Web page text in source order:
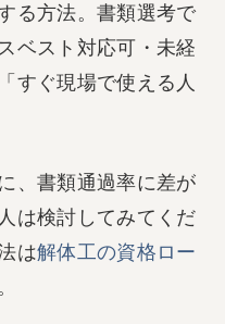
る方法。書類選考で
ベスト対応可・未経
すぐ現場で使える人
、書類通過率に差が
は検討してみてくだ
は解体工の資格ロー